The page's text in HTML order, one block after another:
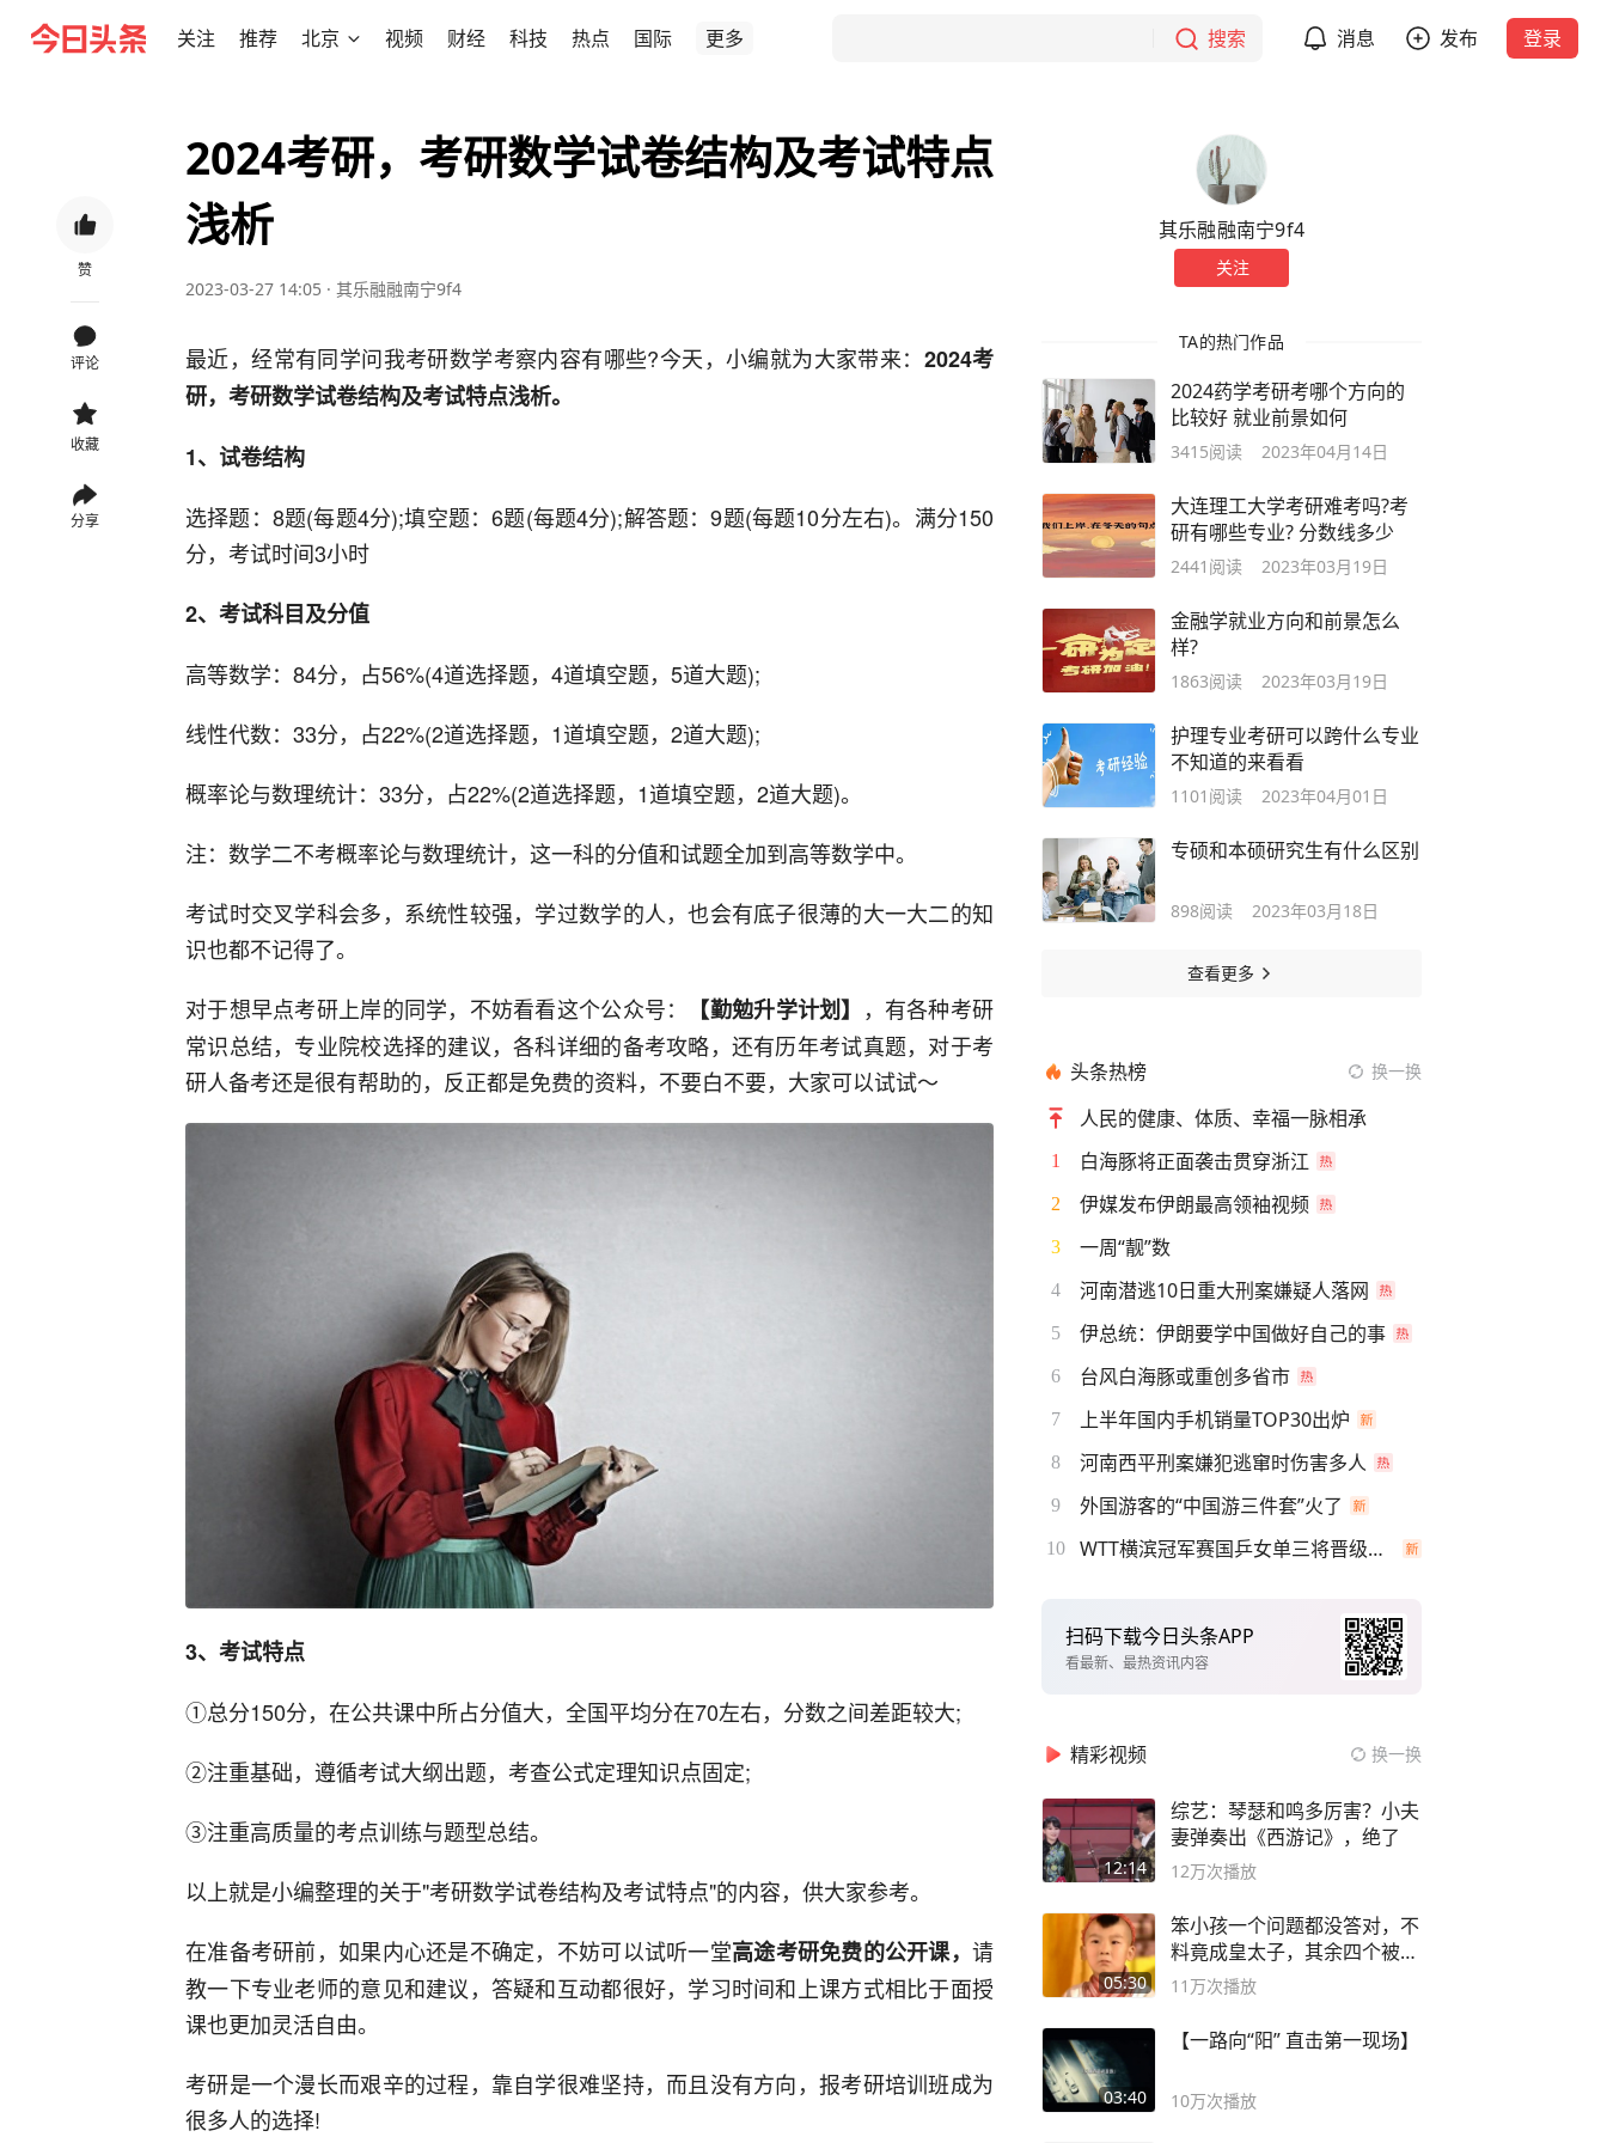
关注 推荐 北京 视频 财经 科技 热点 国际 更多 搜索 消息 发布 登录
赞
评论
收藏
分享
2024考研，考研数学试卷结构及考试特点
浅析
2023-03-27 14:05 · 其乐融融南宁9f4
最近，经常有同学问我考研数学考察内容有哪些?今天，小编就为大家带来： 2024考
研，考研数学试卷结构及考试特点浅析。
1、试卷结构
选择题：8题(每题4分);填空题：6题(每题4分);解答题：9题(每题10分左右)。满分150
分，考试时间3小时
2、考试科目及分值
高等数学：84分，占56%(4道选择题，4道填空题，5道大题);
线性代数：33分，占22%(2道选择题，1道填空题，2道大题);
概率论与数理统计：33分，占22%(2道选择题，1道填空题，2道大题)。
注：数学二不考概率论与数理统计，这一科的分值和试题全加到高等数学中。
考试时交叉学科会多，系统性较强，学过数学的人，也会有底子很薄的大一大二的知
识也都不记得了。
对于想早点考研上岸的同学，不妨看看这个公众号：
【勤勉升学计划】 ，有各种考研
常识总结，专业院校选择的建议，各科详细的备考攻略，还有历年考试真题，对于考
研人备考还是很有帮助的，反正都是免费的资料，不要白不要，大家可以试试～
3、考试特点
①总分150分，在公共课中所占分值大，全国平均分在70左右，分数之间差距较大;
②注重基础，遵循考试大纲出题，考查公式定理知识点固定;
③注重高质量的考点训练与题型总结。
以上就是小编整理的关于"考研数学试卷结构及考试特点"的内容，供大家参考。
在准备考研前，如果内心还是不确定，不妨可以试听一堂高途考研免费的公开课，请
教一下专业老师的意见和建议，答疑和互动都很好，学习时间和上课方式相比于面授
课也更加灵活自由。
考研是一个漫长而艰辛的过程，靠自学很难坚持，而且没有方向，报考研培训班成为
很多人的选择!
其乐融融南宁9f4
关注
TA的热门作品
2024药学考研考哪个方向的
比较好 就业前景如何
3415阅读 2023年04月14日
大连理工大学考研难考吗?考
研有哪些专业? 分数线多少
2441 阅读 2023年03月19日
金融学就业方向和前景怎么
样?
1863阅读 2023年03月19日
护理专业考研可以跨什么专业
不知道的来看看
1101 阅读 2023年04月01日
专硕和本硕研究生有什么区别
898阅读 2023年03月18日
查看更多
头条热榜 换一换
人民的健康、体质、幸福一脉相承
1 白海豚将正面袭击贯穿浙江
2 伊媒发布伊朗最高领袖视频
3 一周“靓”数
4 河南潜逃10日重大刑案嫌疑人落网
5 伊总统：伊朗要学中国做好自己的事
6 台风白海豚或重创多省市
7 上半年国内手机销量TOP30出炉
8 河南西平刑案嫌犯逃窜时伤害多人
9 外国游客的“中国游三件套”火了
10 WTT横滨冠军赛国乒女单三将晋级四强
扫码下载今日头条APP
看最新、最热资讯内容
精彩视频 换一换
12:14
综艺：琴瑟和鸣多厉害？小夫
妻弹奏出《西游记》，绝了
12万次播放
05:30
笨小孩一个问题都没答对，不
料竟成皇太子，其余四个被处
死
11万次播放
03:40
【一路向“阳” 直击第一现场】
10万次播放